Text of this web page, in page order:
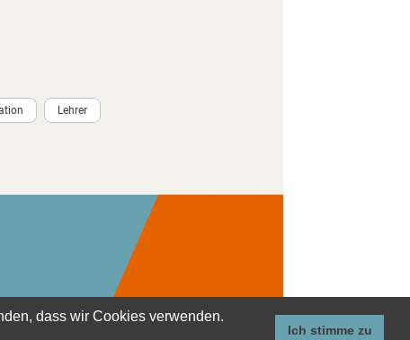
dass wir Cookies verwenden.
Ich stimme zu
Lehrer